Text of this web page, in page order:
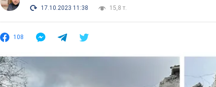
17.10.2023 11:38
15,8 т.
108